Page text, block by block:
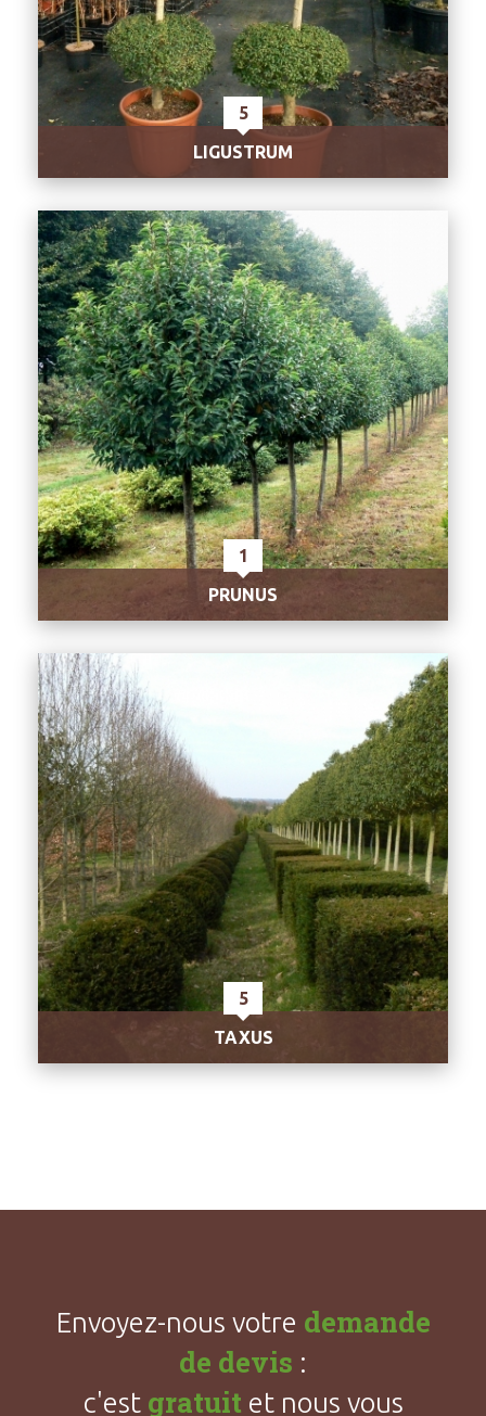
5
LIGUSTRUM
1
PRUNUS
5
TAXUS
Envoyez-nous votre demande
de devis :
c'est gratuit et nous vous